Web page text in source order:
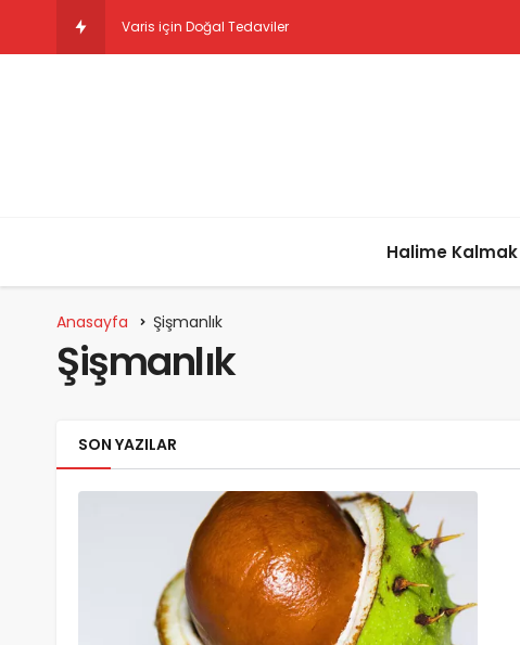
Varis için Doğal Tedaviler
Halime Kalmak
Anasayfa Şişmanlık
Şişmanlık
SON YAZILAR